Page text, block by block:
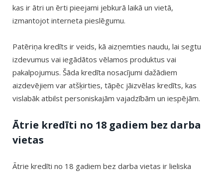
kas ir ātri un ērti pieejami jebkurā laikā un vietā,
izmantojot interneta pieslēgumu.
Patēriņa kredīts ir veids, kā aizņemties naudu, lai segtu
izdevumus vai iegādātos vēlamos produktus vai
pakalpojumus. Šāda kredīta nosacījumi dažādiem
aizdevējiem var atšķirties, tāpēc jāizvēlas kredīts, kas
vislabāk atbilst personiskajām vajadzībām un iespējām.
Ātrie kredīti no 18 gadiem bez darba
vietas
Ātrie kredīti no 18 gadiem bez darba vietas ir lieliska